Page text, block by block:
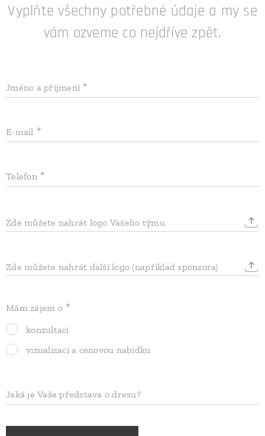
Vyplňte všechny potřebné údaje a my se
vám ozveme co nejdříve zpět.
Jméno a příjmení
E-mail
Telefon
Zde můžete nahrát logo Vašeho týmu
Zde můžete nahrát další logo (například sponzora)
Mám zájem o
konzultaci
vizualizaci a cenovou nabídku
Jaká je Vaše představa o dresu?